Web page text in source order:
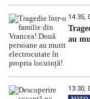
14:35,
au
13:30,